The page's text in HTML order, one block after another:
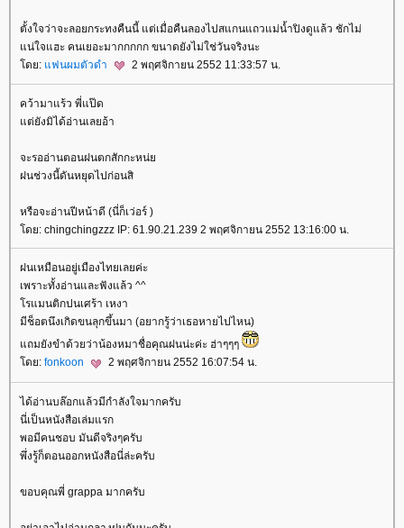
ตั้งใจว่าจะลอยกระทงคืนนี้ แต่เมื่อคืนลองไปสแกนแถวแม่น้ำปิงดูแล้ว ชักไม่
น่ใจแฮะ คนเยอะมากกกกก ขนาดยังไม่ใช่วันจริงนะ
ดย: ฟนผมตัวดำ 2 พฤศจิกายน 2552 11:33:57 น.
คว้ามาแร้ว พี่แป๊ด
ต่ยังมิได้อ่านเลยอ้า
จะรออ่านตอนฝนตกสักกะหน่
ฝนช่วงนี้ดันหยุดไปก่อนสิ
หรือจะอ่านปีหน้าดี (นี่ก็เว่อร์ )
ดย: chingchingzzz IP: 61.90.21.239 2 พฤศจิกายน 2552 13:16:00 น.
ฝนเหมือนอยู่เมืองไทยเลยค่ะ
เพราะทั้งอ่านและฟังแล้ว ^^
รแมนติกปนเศร้า เหงา
มีช็อตนึงเกิดขนลุกขึ้นมา (อยากรู้ว่าเธอหายไปไหน)
ถมยังขำด้วยว่าน้องหมาชื่อคุณฝนน่ะค่ะ ฮ่าๆๆๆ
ดย: fonkoon 2 พฤศจิกายน 2552 16:07:54 น.
ได้อ่านบล๊อกแล้วมีกำลังใจมากครับ
นี่เป็นหนังสือเล่มแรก
พอมีคนชอบ มันดีจริงๆครับ
พึ่งรู้ก็ตอนออกหนังสือนี่ล่ะครับ
ขอบคุณพี่ grappa มากครับ